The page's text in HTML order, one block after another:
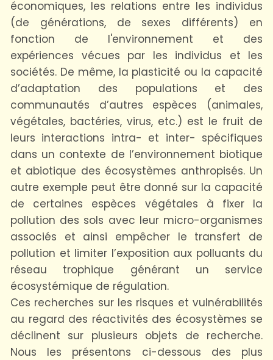
économiques, les relations entre les individus
(de générations, de sexes différents) en
fonction de l'environnement et des
expériences vécues par les individus et les
sociétés. De même, la plasticité ou la capacité
d’adaptation des populations et des
communautés d’autres espèces (animales,
végétales, bactéries, virus, etc.) est le fruit de
leurs interactions intra- et inter- spécifiques
dans un contexte de l’environnement biotique
et abiotique des écosystèmes anthropisés. Un
autre exemple peut être donné sur la capacité
de certaines espèces végétales à fixer la
pollution des sols avec leur micro-organismes
associés et ainsi empêcher le transfert de
pollution et limiter l’exposition aux polluants du
réseau trophique générant un service
écosystémique de régulation.
Ces recherches sur les risques et vulnérabilités
au regard des réactivités des écosystèmes se
déclinent sur plusieurs objets de recherche.
Nous les présentons ci-dessous des plus